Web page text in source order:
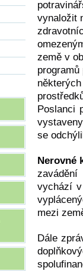
vynaložit
země v
Poslanci
se
Nerovné
vychází
mezi
Dále